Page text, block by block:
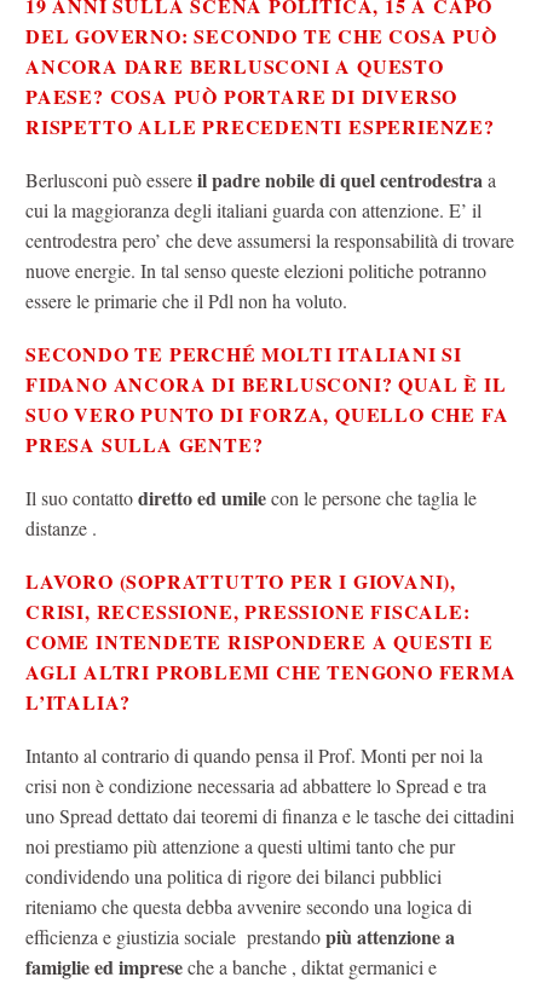
DEL GOVERNO: SECONDO TE CHE COSA PUÒ
ANCORA DARE BERLUSCONI A QUESTO
PAESE? COSA PUÒ PORTARE DI DIVERSO
RISPETTO ALLE PRECEDENTI ESPERIENZE?
Berlusconi può essereil padre nobile di quel centrodestraa
cui la maggioranza degli italiani guarda con attenzione. E’ il
centrodestra pero’ che deve assumersi la responsabilità di trovare
nuove energie. In tal senso queste elezioni politiche potranno
essere le primarie che il Pdl non ha voluto.
SECONDO TE PERCHÉ MOLTI ITALIANI SI
FIDANO ANCORA DI BERLUSCONI? QUAL È IL
SUO VERO PUNTO DI FORZA, QUELLO CHE FA
PRESA SULLA GENTE?
Il suo contattodiretto ed umilecon le persone che taglia le
distanze .
LAVORO (SOPRATTUTTO PER I GIOVANI),
CRISI, RECESSIONE, PRESSIONE FISCALE:
COME INTENDETE RISPONDERE A QUESTI E
AGLI ALTRI PROBLEMI CHE TENGONO FERMA
L’ITALIA?
Intanto al contrario di quando pensa il Prof. Monti per noi la
crisi non è condizione necessaria ad abbattere lo Spread e tra
uno Spread dettato dai teoremi di finanza e le tasche dei cittadini
noi prestiamo più attenzione a questi ultimi tanto che pur
condividendo una politica di rigore dei bilanci pubblici
riteniamo che questa debba avvenire secondo una logica di
efficienza e giustizia sociale prestandopiù attenzione a
famiglie ed impreseche a banche , diktat germanici e